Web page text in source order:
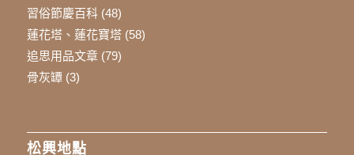
習俗節慶百科(48)
蓮花塔、蓮花寶塔(58)
追思用品文章(79)
骨灰罈(3)
松興地點